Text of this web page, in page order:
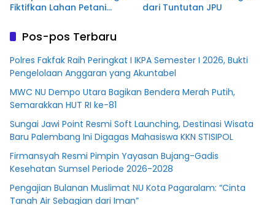
Fiktifkan Lahan Petani
dari Tuntutan JPU
Pos-pos Terbaru
Polres Fakfak Raih Peringkat I IKPA Semester I 2026, Bukti
Pengelolaan Anggaran yang Akuntabel
MWC NU Dempo Utara Bagikan Bendera Merah Putih,
Semarakkan HUT RI ke-81
Sungai Jawi Point Resmi Soft Launching, Destinasi Wisata
Baru Palembang Ini Digagas Mahasiswa KKN STISIPOL
Firmansyah Resmi Pimpin Yayasan Bujang-Gadis
Kesehatan Sumsel Periode 2026-2028
Pengajian Bulanan Muslimat NU Kota Pagaralam: “Cinta
Tanah Air Sebagian dari Iman”